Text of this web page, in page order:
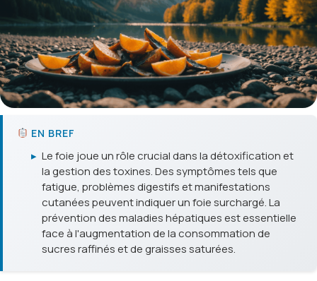
EN BREF
▸ Le foie joue un rôle crucial dans la détoxification et
la gestion des toxines. Des symptômes tels que
fatigue, problèmes digestifs et manifestations
cutanées peuvent indiquer un foie surchargé. La
prévention des maladies hépatiques est essentielle
face à l'augmentation de la consommation de
sucres raffinés et de graisses saturées.